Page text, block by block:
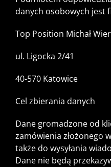
danych osobowych jest
Top Position Michał
ul. Ligocka 2/41
40-570 Katowice
Cel zbierania danych
Dane gromadzone od
zamówienia złożonego
także do wysyłania
Dane nie będą